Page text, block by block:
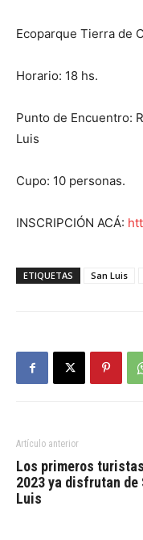
Ecoparque Tierra de
Horario: 18 hs.
Punto de Encuentro:
Luis
Cupo: 10 personas.
INSCRIPCIÓN ACÁ:
ETIQUETAS San Luis
Artículo anterior
Los primeros
2023 ya disfrutan de
Luis